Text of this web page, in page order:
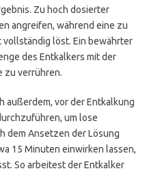
Zu hoch dosierter
angreifen, während eine zu
vollständig löst. Ein bewährter
des Entkalkers mit der
zu verrühren.
außerdem, vor der Entkalkung
um lose
dem Ansetzen der Lösung
15 Minuten einwirken lassen,
So arbeitest der Entkalker